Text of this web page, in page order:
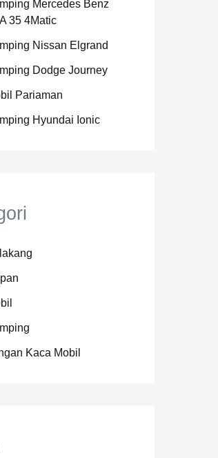
Mercedes Benz
35 4Matic
Nissan Elgrand
Dodge Journey
Pariaman
Hyundai Ionic
Kaca Mobil